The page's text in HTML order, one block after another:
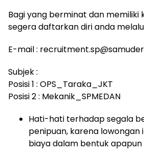
Bagi yang berminat dan memiliki
segera daftarkan diri anda
E-mail :
Subjek :
Posisi 1 : OPS_Taraka_JKT
Posisi 2 : Mekanik_SPMEDAN
Hati-hati terhadap segala
penipuan, karena lowongan
biaya dalam bentuk apapun